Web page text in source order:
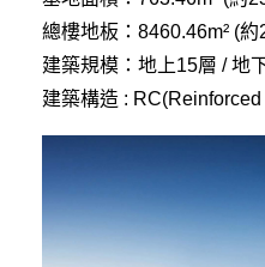
總樓地板：8460.46m² (
建築規模：地上15層 / 地
建築構造 :